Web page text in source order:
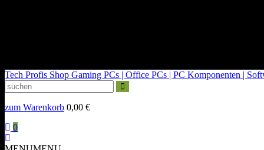
Tech Profis Shop Gaming PCs | Office PCs | PC Komponenten |
zum Warenkorb 0,00 €
0